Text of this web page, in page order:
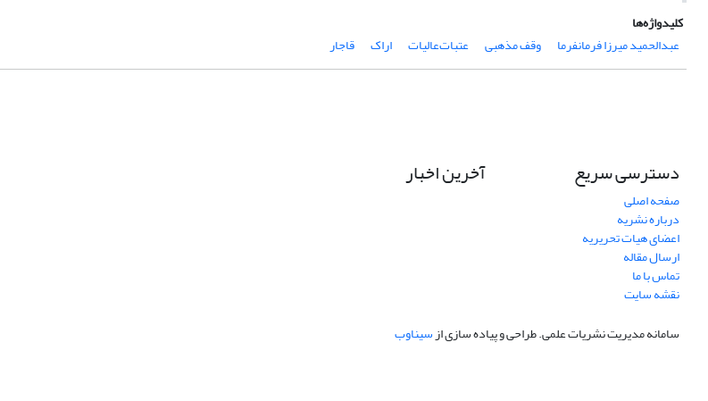
کلیدواژه‌ها
عبدالحمید میرزا فرمانفرما
وقف مذهبی عتبات‌عالیات اراک قاجار
دسترسی سریع
صفحه اصلی
درباره نشریه
اعضای هیات تحریریه
ارسال مقاله
تماس با ما
نقشه سایت
آخرین اخبار
سامانه مدیریت نشریات علمی.طراحی و پیاده سازی ازسیناوب